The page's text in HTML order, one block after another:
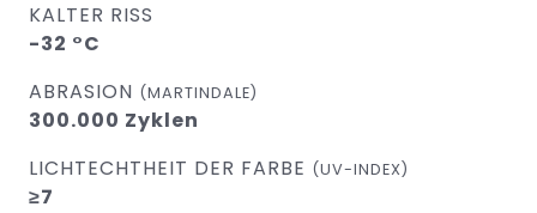
KALTER RISS
-32 °C
ABRASION (MARTINDALE)
300.000 Zyklen
LICHTECHTHEIT DER FARBE (UV-INDEX)
≥7